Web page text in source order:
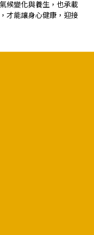
候變化與養生，也承載
才能讓身心健康，迎接